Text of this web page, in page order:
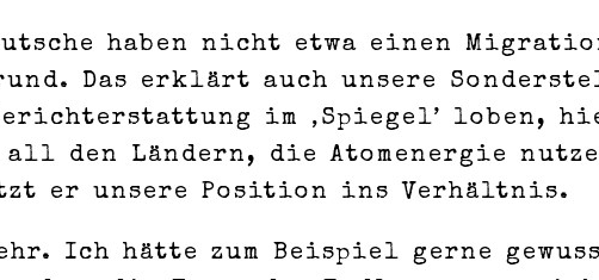
haben nicht etwa einen
Das erklärt auch unsere
Berichterstattung im ‚Spiegel’ loben,
den Ländern, die Atomenergie
er unsere Position ins Verhältnis.
Ich hätte zum Beispiel gerne